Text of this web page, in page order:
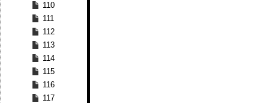
110
111
112
113
114
115
116
117